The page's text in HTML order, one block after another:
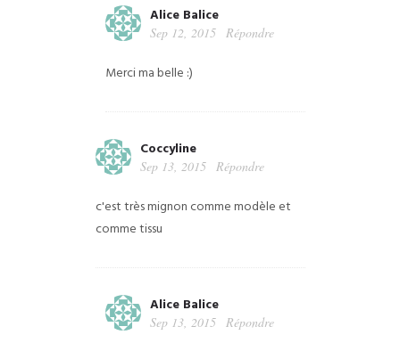
Alice Balice
Sep 12, 2015 Répondre
Merci ma belle :)
Coccyline
Sep 13, 2015 Répondre
c'est très mignon comme modèle et
comme tissu
Alice Balice
Sep 13, 2015 Répondre